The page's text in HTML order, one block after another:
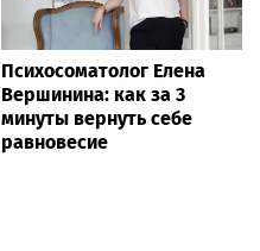
Психосоматолог Елена
Вершинина: как за 3
минуты вернуть себе
равновесие